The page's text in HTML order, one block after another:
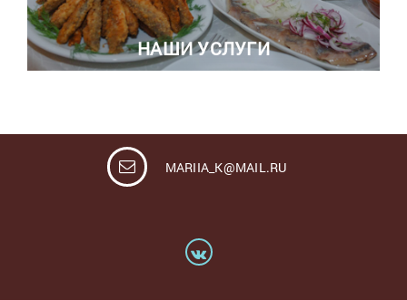
НАШИ УСЛУГИ
MARIIA_K@MAIL.RU